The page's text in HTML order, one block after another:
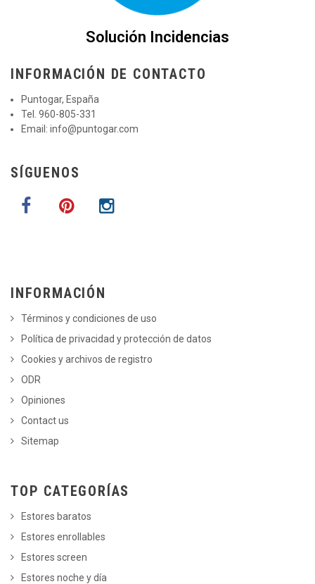
Solución Incidencias
INFORMACIÓN DE CONTACTO
Puntogar, España
Tel. 960-805-331
Email: info@puntogar.com
SÍGUENOS
INFORMACIÓN
Términos y condiciones de uso
Política de privacidad y protección de datos
Cookies y archivos de registro
ODR
Opiniones
Contact us
Sitemap
TOP CATEGORÍAS
Estores baratos
Estores enrollables
Estores screen
Estores noche y día